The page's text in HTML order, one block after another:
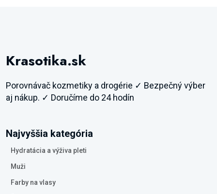
Krasotika.sk
Porovnávač kozmetiky a drogérie ✓ Bezpečný výber
aj nákup. ✓ Doručíme do 24 hodín
Najvyššia kategória
Hydratácia a výživa pleti
Muži
Farby na vlasy